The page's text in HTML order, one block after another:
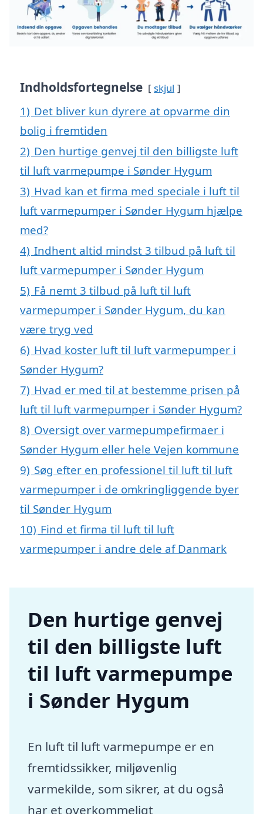
Indholdsfortegnelse skjul
1) Det bliver kun dyrere at opvarme din
bolig i fremtiden
2) Den hurtige genvej til den billigste luft
til luft varmepumpe i Sønder Hygum
3) Hvad kan et firma med speciale i luft til
luft varmepumper i Sønder Hygum hjælpe
med?
4) Indhent altid mindst 3 tilbud på luft til
luft varmepumper i Sønder Hygum
5) Få nemt 3 tilbud på luft til luft
varmepumper i Sønder Hygum, du kan
være tryg ved
6) Hvad koster luft til luft varmepumper i
Sønder Hygum?
7) Hvad er med til at bestemme prisen på
luft til luft varmepumper i Sønder Hygum?
8) Oversigt over varmepumpefirmaer i
Sønder Hygum eller hele Vejen kommune
9) Søg efter en professionel til luft til luft
varmepumper i de omkringliggende byer
til Sønder Hygum
10) Find et firma til luft til luft
varmepumper i andre dele af Danmark
Den hurtige genvej
til den billigste luft
til luft varmepumpe
i Sønder Hygum
En luft til luft varmepumpe er en
fremtidssikker, miljøvenlig
varmekilde, som sikrer, at du også
har et overkommeligt